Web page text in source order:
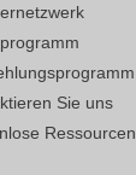
Sie uns
Ressourcen